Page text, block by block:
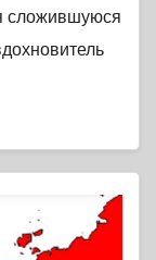
сложившуюся